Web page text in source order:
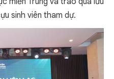
sinh viên tham dự.